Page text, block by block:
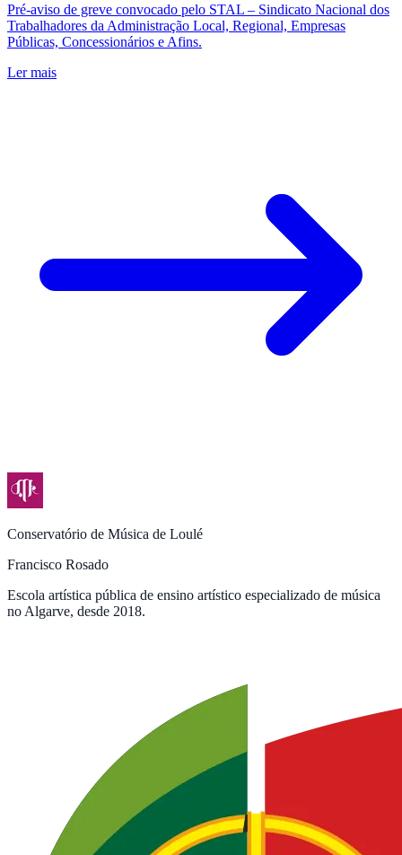
Pré-aviso de greve convocado pelo STAL – Sindicato Nacional dos
Trabalhadores da Administração Local, Regional, Empresas
Públicas, Concessionários e Afins.
Ler mais
Conservatório de Música de Loulé
Francisco Rosado
Escola artística pública de ensino artístico especializado de música
no Algarve, desde 2018.